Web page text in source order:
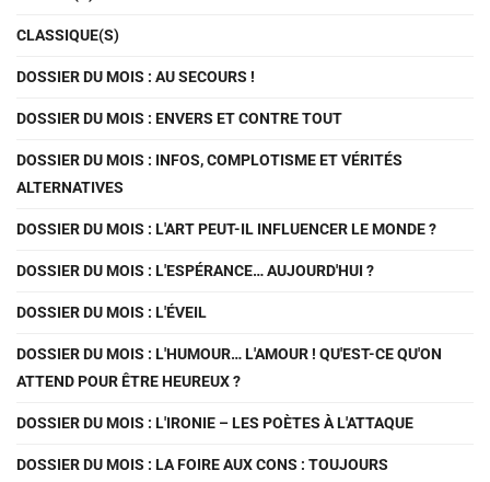
CLASSIQUE(S)
DOSSIER DU MOIS : AU SECOURS !
DOSSIER DU MOIS : ENVERS ET CONTRE TOUT
DOSSIER DU MOIS : INFOS, COMPLOTISME ET VÉRITÉS
ALTERNATIVES
DOSSIER DU MOIS : L'ART PEUT-IL INFLUENCER LE MONDE ?
DOSSIER DU MOIS : L'ESPÉRANCE… AUJOURD'HUI ?
DOSSIER DU MOIS : L'ÉVEIL
DOSSIER DU MOIS : L'HUMOUR… L'AMOUR ! QU'EST-CE QU'ON
ATTEND POUR ÊTRE HEUREUX ?
DOSSIER DU MOIS : L'IRONIE – LES POÈTES À L'ATTAQUE
DOSSIER DU MOIS : LA FOIRE AUX CONS : TOUJOURS